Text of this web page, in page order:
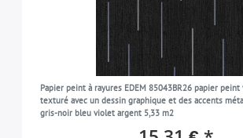
Papier peint à rayures EDEM 85043BR26 papier
texturé avec un dessin graphique et des accents
gris-noir bleu violet argent 5,33 m2